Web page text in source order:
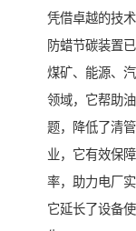
凭借卓越的技
防蜡节碳装置
煤矿、能源、
领域，它帮助
题，降低了清
业，它有效保
率，助力电厂
它延长了设备